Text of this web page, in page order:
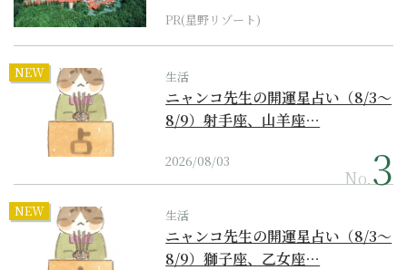
PR(星野リゾート)
NEW 生活
ニャンコ先生の開運星占い（8/3～
8/9）射手座、山羊座…
2026/08/03
No.
NEW 生活
ニャンコ先生の開運星占い（8/3～
8/9）獅子座、乙女座…